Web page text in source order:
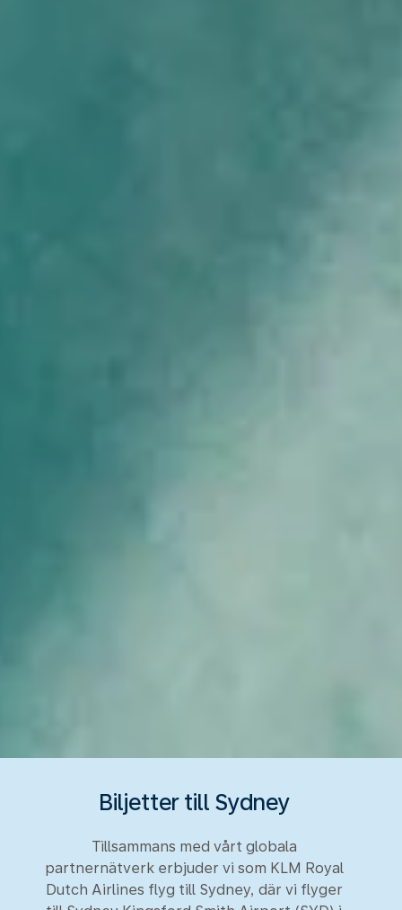
Biljetter till Sydney
Tillsammans med vårt globala
partnernätverk erbjuder vi som KLM Royal
Dutch Airlines flyg till Sydney, där vi flyger